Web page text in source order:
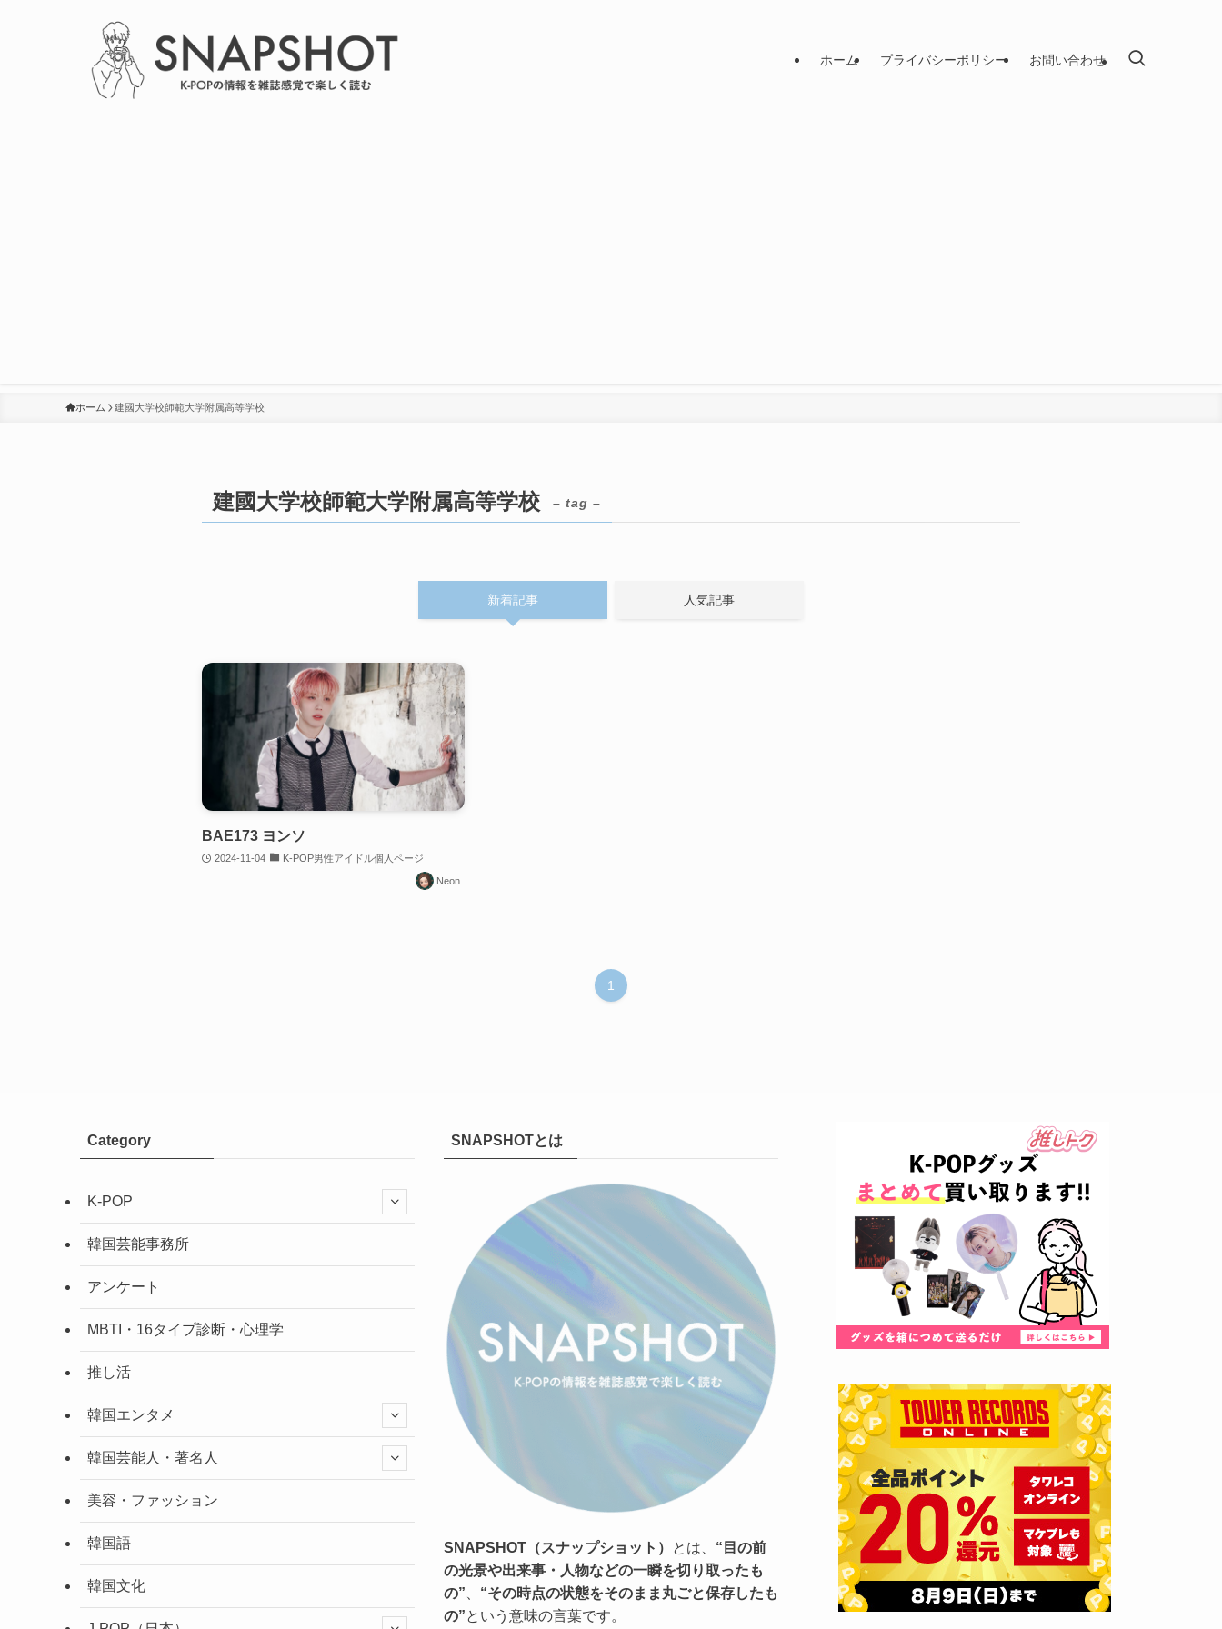
ホーム プライバシーポリシー お問い合わせ
ホーム 建國大学校師範大学附属高等学校
建國大学校師範大学附属高等学校 – tag –
新着記事 人気記事
BAE173 ヨンソ
2024-11-04 K-POP男性アイドル個人ページ
Neon
1
Category
K-POP
韓国芸能事務所
アンケート
MBTI・16タイプ診断・心理学
推し活
韓国エンタメ
韓国芸能人・著名人
美容・ファッション
韓国語
韓国文化
SNAPSHOTとは
SNAPSHOT（スナップショット） とは、 “目の前
の光景や出来事・人物などの一瞬を切り取ったも
の”、 “その時点の状態をそのまま丸ごと保存したも
の”という意味の言葉です。